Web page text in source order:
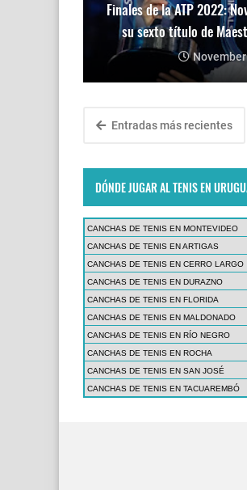
Finales de la ATP 2022:
su sexto título de
Entradas más recientes
DÓNDE JUGAR AL TENIS EN
CANCHAS DE TENIS EN MONTEVIDEO
CANCHAS DE TENIS EN ARTIGAS
CANCHAS DE TENIS EN CERRO LARGO
CANCHAS DE TENIS EN DURAZNO
CANCHAS DE TENIS EN FLORIDA
CANCHAS DE TENIS EN MALDONADO
CANCHAS DE TENIS EN RÍO NEGRO
CANCHAS DE TENIS EN ROCHA
CANCHAS DE TENIS EN SAN JOSÉ
CANCHAS DE TENIS EN TACUAREMBÓ